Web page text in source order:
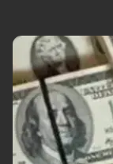
Agronegócios
Brasil
Brasil Mineral
Ciência &
Tecnologia
Cinema